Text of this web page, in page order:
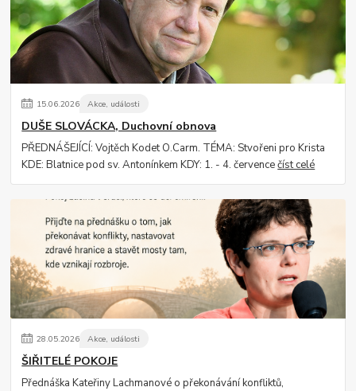
15.06.2026 Akce, události
DUŠE SLOVÁCKA, Duchovní obnova
PŘEDNÁŠEJÍCÍ: Vojtěch Kodet O.Carm. TÉMA: Stvořeni pro Krista
KDE: Blatnice pod sv. Antonínkem KDY: 1. - 4. červencečíst celé
28.05.2026 Akce, události
ŠIŘITELÉ POKOJE
Přednáška Kateřiny Lachmanové o překonávání konfliktů,